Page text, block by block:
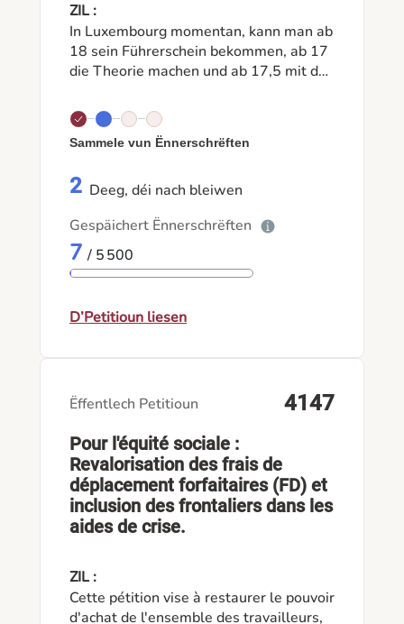
ZIL :
In Luxembourg momentan, kann man ab
18 sein Führerschein bekommen, ab 17
die Theorie machen und ab 17,5 mit den
heißen das meiste Schüler es erst im
letzten/ vorletzten Schuljahr machen
können, wobei sie schon genug stress
Jahr früher machen können, dann
konzentrieren. So können sie auch zur
Schule fahren und mehr zeit zum Lernen
benutzen. (Busse können bis zu 2
fahren). Dies wäre ein großen Vorteil für
sie und könnte die Schüler eine Chance
Sammele vun Ënnerschrëften
2 Deeg, déi nach bleiwen
Gespäichert Ënnerschrëften
7 / 5 500
D’Petitioun liesen
Pour l'équité sociale :
Revalorisation des frais de
déplacement forfaitaires (FD) et
inclusion des frontaliers dans les
aides de crise.
Ëffentlech Petitioun 4147
ZIL :
Cette pétition vise à restaurer le pouvoir
d'achat de l'ensemble des travailleurs,